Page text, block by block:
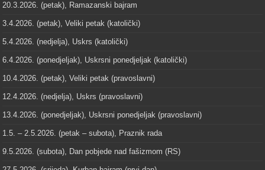
20.3.2026. (petak), Ramazanski bajram
3.4.2026. (petak), Veliki petak (katolički)
5.4.2026. (nedjelja), Uskrs (katolički)
6.4.2026. (ponedjeljak), Uskrsni ponedjeljak (katolički)
10.4.2026. (petak), Veliki petak (pravoslavni)
12.4.2026. (nedjelja), Uskrs (pravoslavni)
13.4.2026. (ponedjeljak), Uskrsni ponedjeljak (pravoslavni)
1.5. – 2.5.2026. (petak – subota), Praznik rada
9.5.2026. (subota), Dan pobjede nad fašizmom (RS)